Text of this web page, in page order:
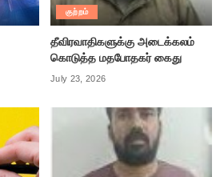
குற்றம்
தீவிரவாதிகளுக்கு அடைக்கலம்
கொடுத்த மதபோதகர் கைது
July 23, 2026